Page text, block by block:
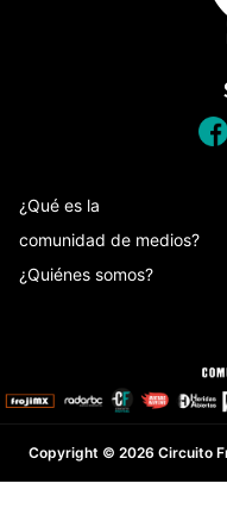
¿Qué es la
comunidad de medios?
¿Quiénes somos?
Copyright © 2026 Circuito